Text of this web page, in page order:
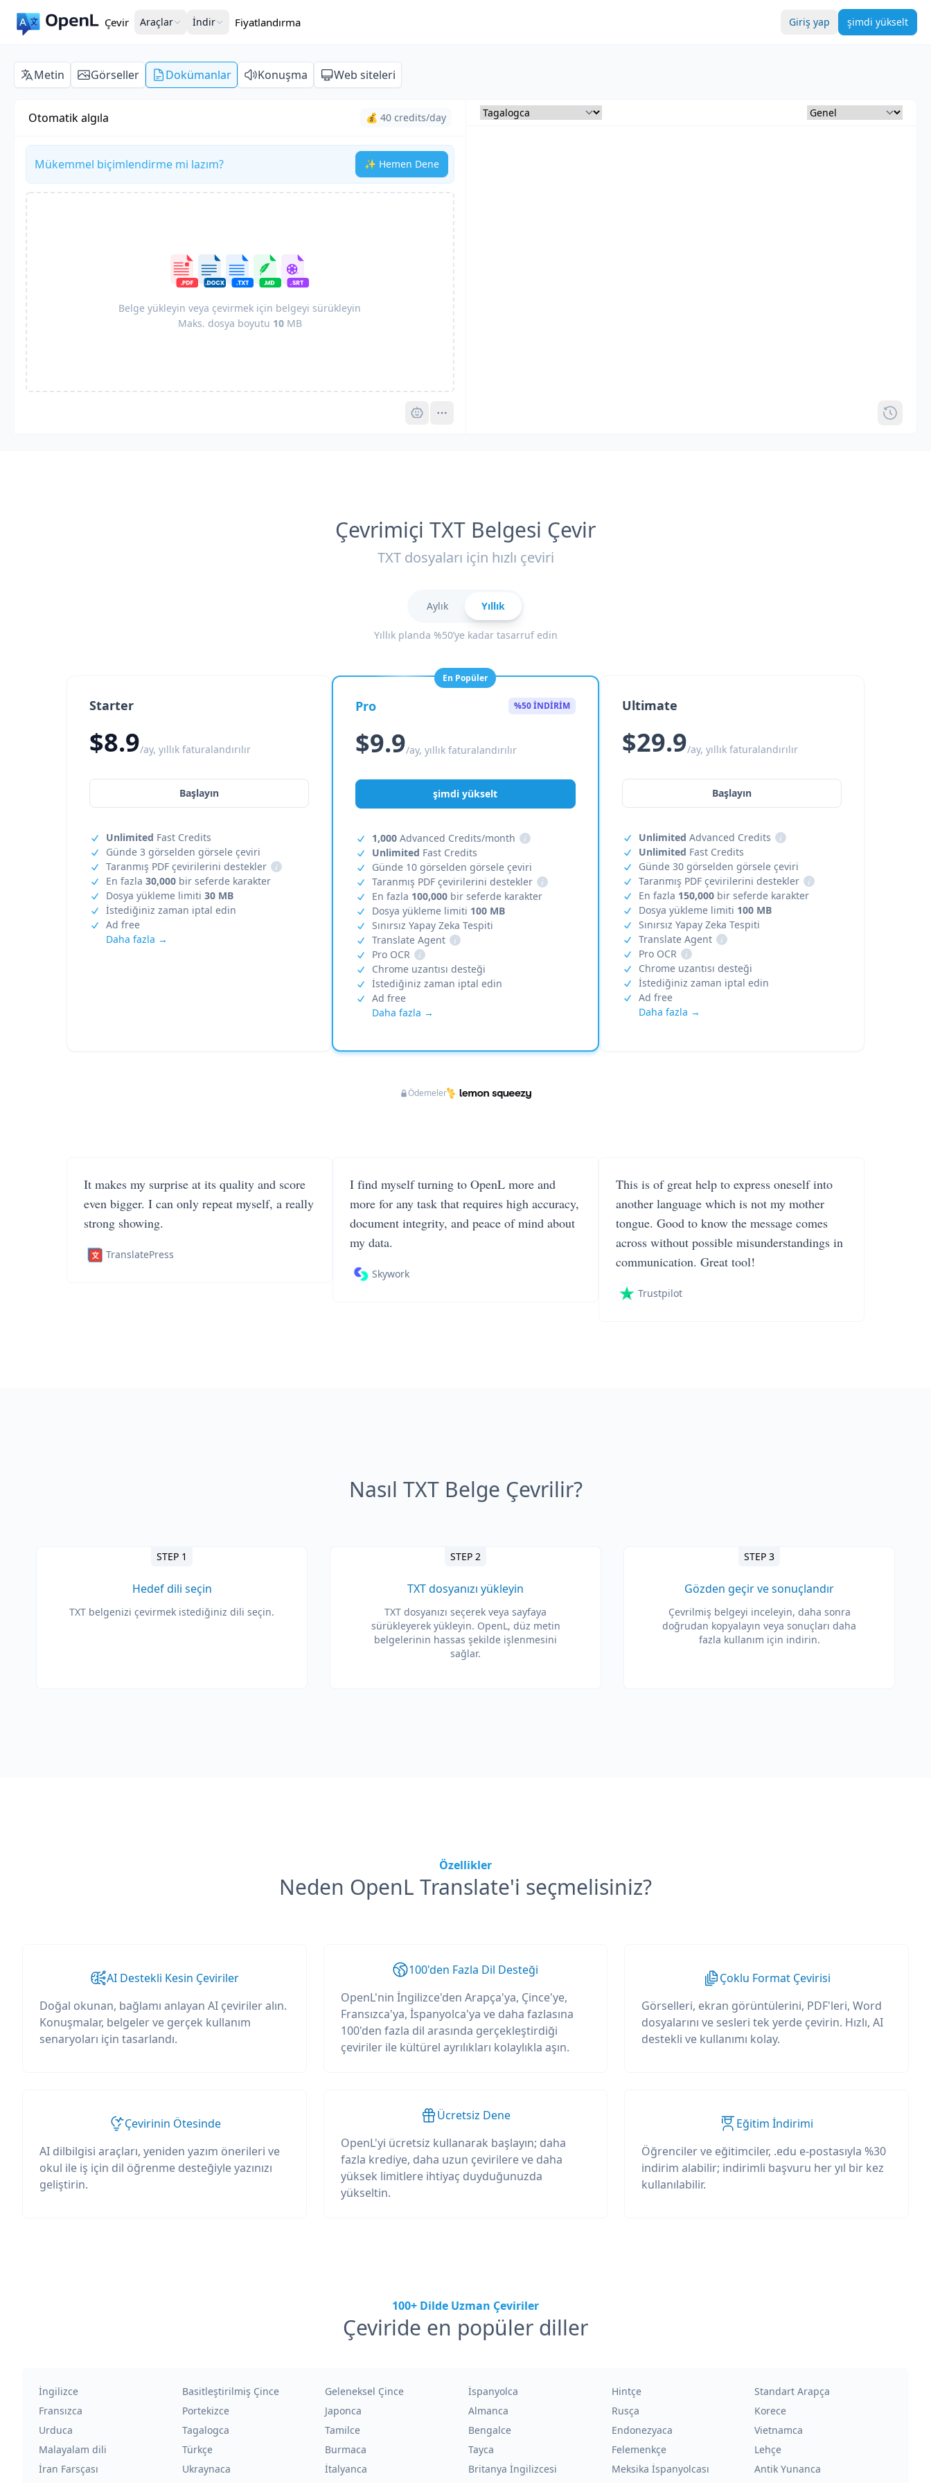
Çevir Araçlar İndir Fiyatlandırma Giriş yap şimdi yükselt
Metin Görseller Dokümanlar Konuşma Web siteleri
Otomatik algıla 💰 40 credits/day
Mükemmel biçimlendirme mi lazım? ✨ Hemen Dene
Belge yükleyin veya çevirmek için belgeyi sürükleyin
Maks. dosya boyutu 10MB
Pro
Çevrimiçi TXT Belgesi Çevir
TXT dosyaları için hızlı çeviri
Aylık Yıllık
Yıllık planda %50’ye kadar tasarruf edin
Starter
$8.9/ay, yıllık faturalandırılır
Başlayın
Unlimited Fast Credits
Günde 3 görselden görsele çeviri
Taranmış PDF çevirilerini destekler
i
En fazla 30,000 bir seferde karakter
Dosya yükleme limiti 30 MB
İstediğiniz zaman iptal edin
Ad free
Daha fazla →
En Popüler
Pro %50 İNDİRİM
$9.9/ay, yıllık faturalandırılır
şimdi yükselt
1,000 Advanced Credits/month
i
Unlimited Fast Credits
Günde 10 görselden görsele çeviri
Taranmış PDF çevirilerini destekler
i
En fazla 100,000 bir seferde karakter
Dosya yükleme limiti 100 MB
Sınırsız Yapay Zeka Tespiti
Translate Agent
i
Pro OCR
i
Chrome uzantısı desteği
İstediğiniz zaman iptal edin
Ad free
Daha fazla →
Ultimate
$29.9/ay, yıllık faturalandırılır
Başlayın
Unlimited Advanced Credits
i
Unlimited Fast Credits
Günde 30 görselden görsele çeviri
Taranmış PDF çevirilerini destekler
i
En fazla 150,000bir seferde karakter
Dosya yükleme limiti 100 MB
Sınırsız Yapay Zeka Tespiti
Translate Agent
i
Pro OCR
i
Chrome uzantısı desteği
İstediğiniz zaman iptal edin
Ad free
Daha fazla →
Ödemeler
It makes my surprise at its quality and score
even bigger. I can only repeat myself, a really
strong showing.
TranslatePress
I find myself turning to OpenL more and
more for any task that requires high accuracy,
document integrity, and peace of mind about
my data.
Skywork
This is of great help to express oneself into
another language which is not my mother
tongue. Good to know the message comes
across without possible misunderstandings in
communication. Great tool!
Trustpilot
Nasıl TXT Belge Çevrilir?
STEP 1
Hedef dili seçin
TXT belgenizi çevirmek istediğiniz dili seçin.
STEP 2
TXT dosyanızı yükleyin
TXT dosyanızı seçerek veya sayfaya
sürükleyerek yükleyin. OpenL, düz metin
belgelerinin hassas şekilde işlenmesini
sağlar.
STEP 3
Gözden geçir ve sonuçlandır
Çevrilmiş belgeyi inceleyin, daha sonra
doğrudan kopyalayın veya sonuçları daha
fazla kullanım için indirin.
Özellikler
Neden OpenL Translate'i seçmelisiniz?
AI Destekli Kesin Çeviriler
Doğal okunan, bağlamı anlayan AI çeviriler alın.
Konuşmalar, belgeler ve gerçek kullanım
senaryoları için tasarlandı.
100'den Fazla Dil Desteği
OpenL'nin İngilizce'den Arapça'ya, Çince'ye,
Fransızca'ya, İspanyolca'ya ve daha fazlasına
100'den fazla dil arasında gerçekleştirdiği
çeviriler ile kültürel ayrılıkları kolaylıkla aşın.
Çoklu Format Çevirisi
Görselleri, ekran görüntülerini, PDF'leri, Word
dosyalarını ve sesleri tek yerde çevirin. Hızlı, AI
destekli ve kullanımı kolay.
Çevirinin Ötesinde
AI dilbilgisi araçları, yeniden yazım önerileri ve
okul ile iş için dil öğrenme desteğiyle yazınızı
geliştirin.
Ücretsiz Dene
OpenL'yi ücretsiz kullanarak başlayın; daha
fazla krediye, daha uzun çevirilere ve daha
yüksek limitlere ihtiyaç duyduğunuzda
yükseltin.
Eğitim İndirimi
Öğrenciler ve eğitimciler, .edu e-postasıyla %30
indirim alabilir; indirimli başvuru her yıl bir kez
kullanılabilir.
100+ Dilde Uzman Çeviriler
Çeviride en popüler diller
İngilizce Basitleştirilmiş Çince Geleneksel Çince İspanyolca Hintçe
Standart Arapça
Fransızca
Portekizce Japonca Almanca Rusça
Korece
Urduca
Tagalogca Tamilce Bengalce Endonezyaca
Vietnamca
Malayalam dili
Türkçe Burmaca Tayca Felemenkçe
Lehçe
İran Farsçası
Ukraynaca İtalyanca Britanya İngilizcesi Meksika İspanyolcası
Antik Yunanca